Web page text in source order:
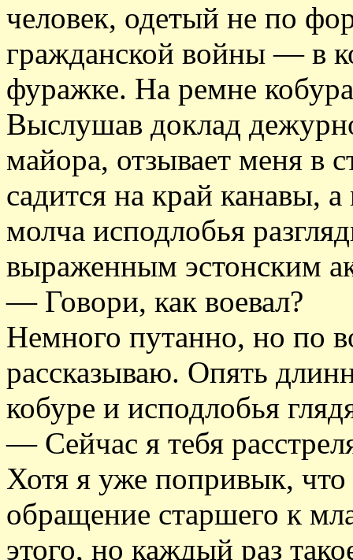
человек, одетый не по
гражданской войны — в
фуражке. На ремне
Выслушав доклад
майора, отзывает меня в
садится на край канавы,
молча исподлобья
выраженным эстонским
— Говори, как воевал?
Немного путанно, но по
рассказываю. Опять
кобуре и исподлобья
— Сейчас я тебя
Хотя я уже попривык, что
обращение старшего к
этого, но каждый раз